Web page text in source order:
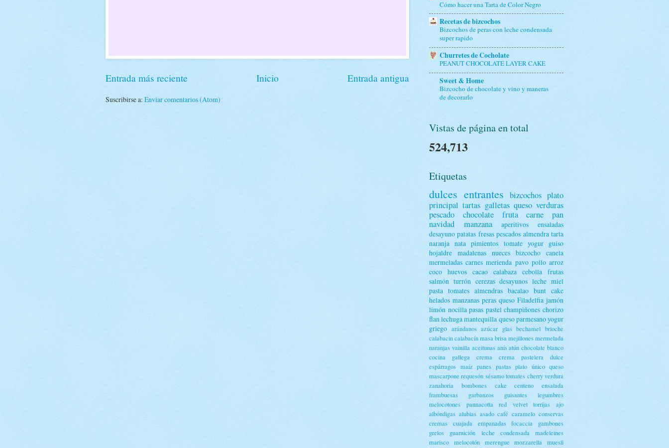
Entrada más reciente Entrada antigua
Inicio
Suscribirse a: Enviar comentarios (Atom)
Cómo hacer una Tarta de Color Negro
Recetas de bizcochos
Bizcochos de peras con leche condensada
super rapido
Churretes de Cocholate
PEANUT CHOCOLATE LAYER CAKE
Sweet & Home
Bizcocho de chocolate y vino y maneras
de decorarlo
Vistas de página en total
524,713
Etiquetas
dulces entrantes bizcochos plato
principal tartas galletas queso verduras
pescado
chocolate fruta carne
pan
navidad
manzana aperitivos
ensaladas
desayuno patatas fresas pescados almendra tarta
naranja nata pimientos tomate yogur guiso
hojaldre madalenas nueces bizcocho canela
mermeladas carnes merienda pavo pollo arroz
coco huevos cacao calabaza cebolla frutas
salmón turrón cerezas desayunos leche miel
pasta tomates almendras bacalao bunt cake
helados manzanas peras queso Filadelfia jamón
limón nocilla pasas pastel champiñones chorizo
flanlechugamantequilla queso parmesanoyogur
griego arándanos azúcar glas bechamel brioche
calabacincalabacínmasa brisamejillonesmermelada
naranjas vainilla aceitunas anís atún chocolate blanco
cocina gallega
crema crema pastelera
dulce
espárragos maíz panes pastas plato único queso
mascarpone requesón sésamo tomates cherry verdura
zanahoria
bombones cake centeno
ensalada
frambuesas
garbanzos guisantes
legumbres
melocotones
pannacotta red velvet torrijas
ajo
albóndigas alubias asado café caramelo conservas
cremas
cuajada empanadas focaccia
gambones
grelos
guarnición leche condensada
madeleines
marisco
melocotón merengue mozzarella
muesli